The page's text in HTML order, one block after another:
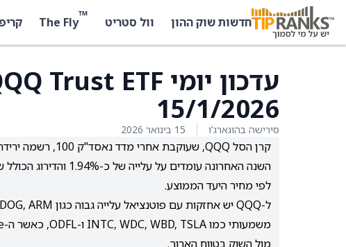
חדשות שוק ההון וול סטריט ™
The Fly
15/1/2026
סירישה בהוגארג'ו 15 בינואר 2026
לפי מחיר היעד הממוצע.
מול השוק בטווח הארוך.